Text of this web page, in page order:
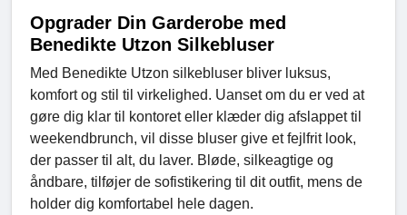
Opgrader Din Garderobe med
Benedikte Utzon Silkebluser
Med Benedikte Utzon silkebluser bliver luksus,
komfort og stil til virkelighed. Uanset om du er ved at
gøre dig klar til kontoret eller klæder dig afslappet til
weekendbrunch, vil disse bluser give et fejlfrit look,
der passer til alt, du laver. Bløde, silkeagtige og
åndbare, tilføjer de sofistikering til dit outfit, mens de
holder dig komfortabel hele dagen.